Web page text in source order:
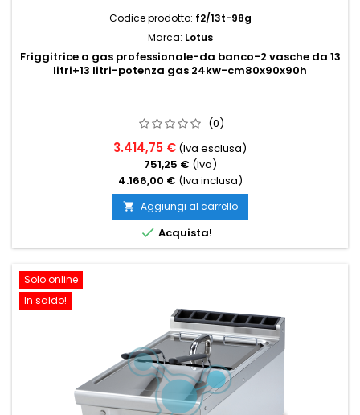
Codice prodotto: f2/13t-98g
Marca: Lotus
Friggitrice a gas professionale-da banco-2 vasche da 13
litri+13 litri-potenza gas 24kw-cm80x90x90h
(0)
3.414,75 € (Iva esclusa)
751,25 € (Iva)
4.166,00 € (Iva inclusa)
 Aggiungi al carrello
 Acquista!
Solo online
In saldo!